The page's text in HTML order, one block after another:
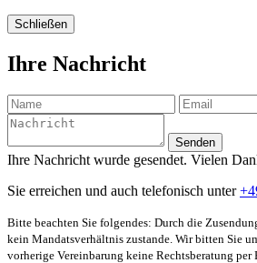
Schließen
Ihre Nachricht
Senden
Ihre Nachricht wurde gesendet. Vielen
Sie erreichen und auch telefonisch unter
Bitte beachten Sie folgendes: Durch die
kein Mandatsverhältnis zustande. Wir bitten Sie
vorherige Vereinbarung keine Rechtsberatung